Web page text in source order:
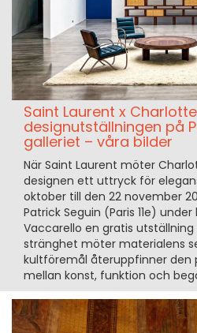
Saint Laurent x
designutställningen på
galleriet – våra bilder
När Saint Laurent möter
designen ett uttryck för
oktober till den 22 november
Patrick Seguin (Paris 11e)
Vaccarello en gratis
stränghet möter materialens
kultföremål återuppfinner den
mellan konst, funktion och